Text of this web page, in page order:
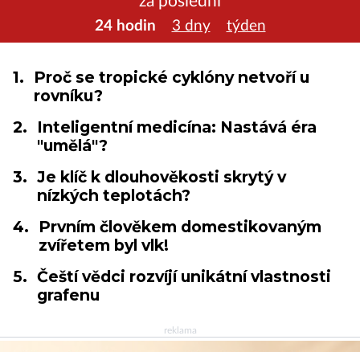
24 hodin 3 dny týden
1.
Proč se tropické cyklóny netvoří u
rovníku?
2.
Inteligentní medicína: Nastává éra
"umělá"?
3. Je klíč k dlouhověkosti skrytý v
nízkých teplotách?
4.
Prvním člověkem domestikovaným
zvířetem byl vlk!
5. Čeští vědci rozvíjí unikátní vlastnosti
grafenu
reklama